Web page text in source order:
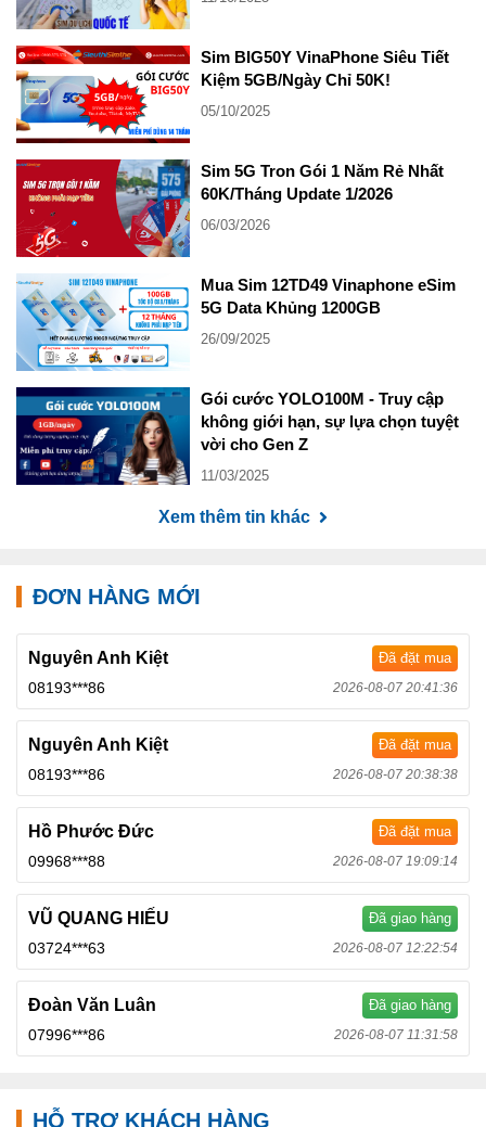
Sim BIG50Y VinaPhone Siêu Tiết
Kiệm 5GB/Ngày Chỉ 50K!
05/10/2025
Sim 5G Tron Gói 1 Năm Rẻ Nhất
60K/Tháng Update 1/2026
06/03/2026
Mua Sim 12TD49 Vinaphone eSim
5G Data Khủng 1200GB
26/09/2025
Gói cước YOLO100M - Truy cập
không giới hạn, sự lựa chọn tuyệt
vời cho Gen Z
11/03/2025
Xem thêm tin khác
ĐƠN HÀNG MỚI
Nguyên Anh Kiệt Đã đặt mua
08193***86 2026-08-07 20:41:36
Nguyên Anh Kiệt Đã đặt mua
08193***86 2026-08-07 20:38:38
Hồ Phước Đức Đã đặt mua
09968***88 2026-08-07 19:09:14
VŨ QUANG HIẾU Đã giao hàng
03724***63 2026-08-07 12:22:54
Đoàn Văn Luân Đã giao hàng
07996***86 2026-08-07 11:31:58
HỖ TRỢ KHÁCH HÀNG